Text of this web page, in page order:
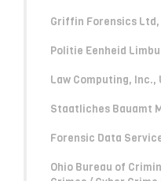
Griffin Forensics
Politie Eenheid
Law Computing, Inc.,
Staatliches Bauamt
Forensic Data
Ohio Bureau of